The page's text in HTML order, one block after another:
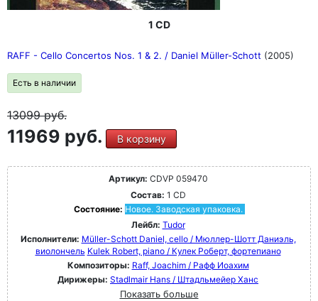
1 CD
RAFF - Cello Concertos Nos. 1 & 2. / Daniel Müller-Schott (2005)
Есть в наличии
13099руб.
11969 руб. В корзину
Артикул: CDVP 059470
Состав: 1 CD
Состояние: Новое. Заводская упаковка.
Лейбл: Tudor
Исполнители: Müller-Schott Daniel, cello / Мюллер-Шотт Даниэль,
виолончель Kulek Robert, piano / Кулек Роберт, фортепиано
Композиторы: Raff, Joachim / Рафф Иоахим
Дирижеры: Stadlmair Hans / Штадльмейер Ханс
Показать больше